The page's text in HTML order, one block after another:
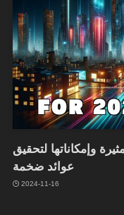
وإمكاناتها لتحقيق
عوائد ضخمة
2024-11-16